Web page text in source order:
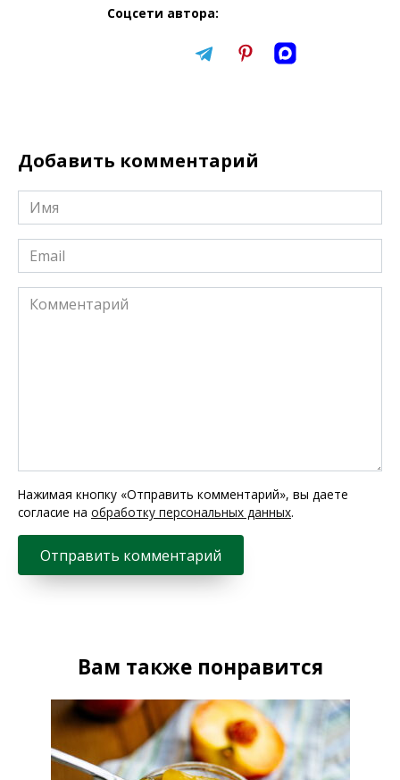
Соцсети автора:
Добавить комментарий
Имя
*
Email
*
Комментарий
Нажимая кнопку «Отправить комментарий», вы даете
согласие на обработку персональных данных.
Вам также понравится